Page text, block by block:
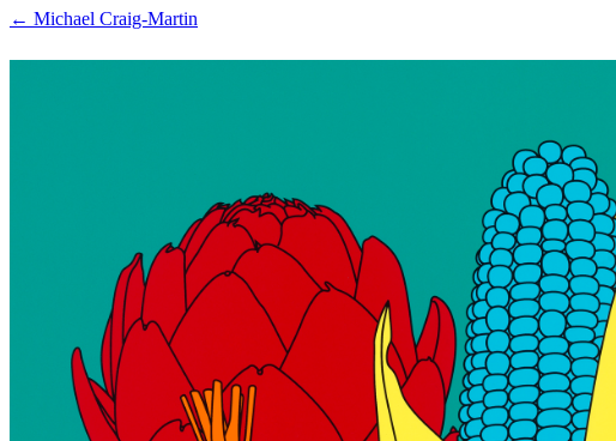
← Michael Craig-Martin